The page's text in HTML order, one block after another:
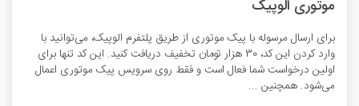
موتوری الوپیک
برای ارسال مرسوله با پیک موتوری از طریق پلتفرم الوپیک، می‌توانید با
وارد کردن این کد، 30 هزار تومان تخفیف دریافت کنید. این کد تنها برای
اولین درخواست شما فعال است و فقط روی سرویس پیک موتوری اعمال
می‌شود. همچنین ...